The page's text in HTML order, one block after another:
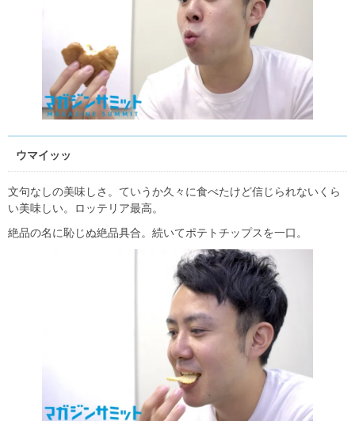
ウマイッッ
文句なしの美味しさ。ていうか久々に食べたけど信じられないくら
い美味しい。ロッテリア最高。
絶品の名に恥じぬ絶品具合。続いてポテトチップスを一口。